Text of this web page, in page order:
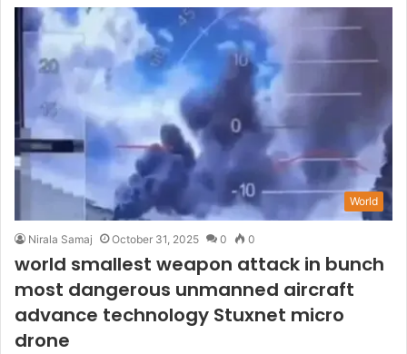
World
Nirala Samaj October 31, 2025 0 0
world smallest weapon attack in bunch
most dangerous unmanned aircraft
advance technology Stuxnet micro
drone